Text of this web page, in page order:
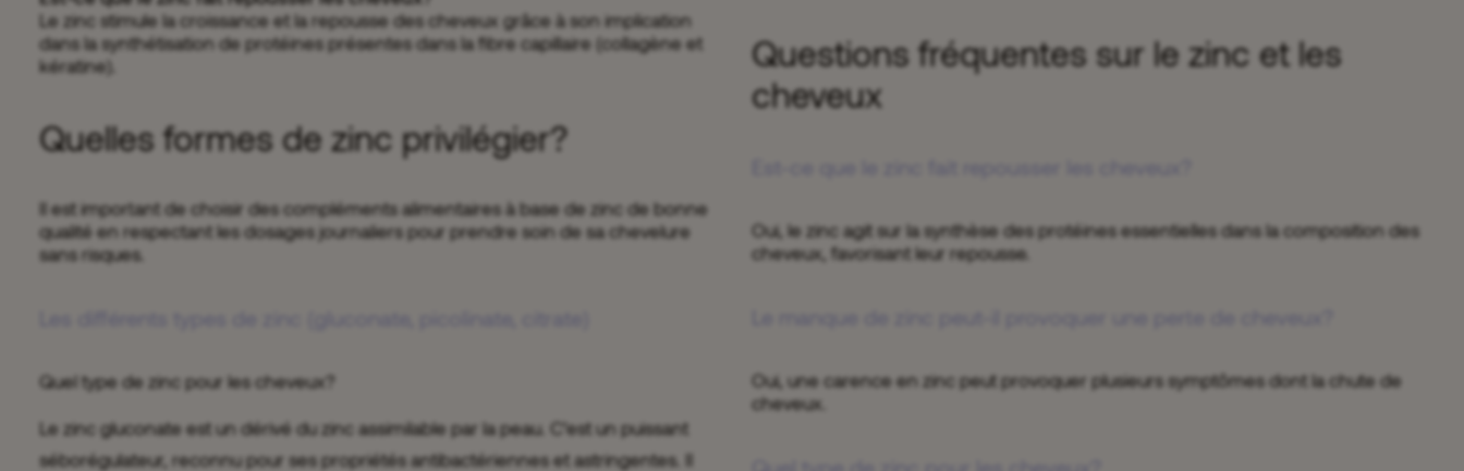
Le zinc stimule la croissance et la repousse des cheveux grâce à son implication
dans la synthétisation de protéines présentes dans la fibre capillaire (collagène et
kératine).
Quelles formes de zinc privilégier?
Il est important de choisir des compléments alimentaires à base de zinc de bonne
qualité en respectant les dosages journaliers pour prendre soin de sa chevelure
sans risques.
Quel type de zinc pour les cheveux?
Le zinc gluconate est un dérivé du zinc assimilable par la peau. C’est un puissant
séborégulateur, reconnu pour ses propriétés antibactériennes et astringentes. Il
Questions fréquentes sur le zinc et les
cheveux
Oui, le zinc agit sur la synthèse des protéines essentielles dans la composition des
cheveux, favorisant leur repousse.
Oui, une carence en zinc peut provoquer plusieurs symptômes dont la chute de
cheveux.